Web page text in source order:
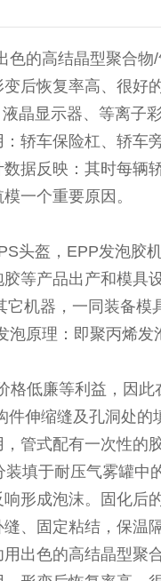
色的高结晶型聚合
后恢复率高、很
晶显示器、等离
轿车保险杠、轿
据反映：其时每
一个重要原因。
头盔，EPP发泡胶
等产品出产和模
机器，一同装备
原理：即聚丙烯
低廉等利益，因
伸缩缝及孔洞处
管式配有一次性
填于耐压气雾罐
形成泡沫。固化
、固定粘结，保
出色的高结晶型